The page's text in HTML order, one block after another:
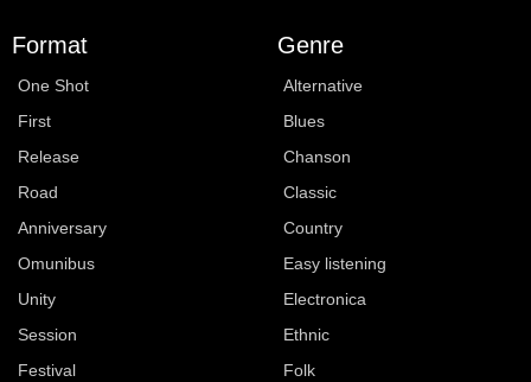
Format
One Shot
First
Release
Road
Anniversary
Omunibus
Unity
Session
Festival
Genre
Alternative
Blues
Chanson
Classic
Country
Easy listening
Electronica
Ethnic
Folk